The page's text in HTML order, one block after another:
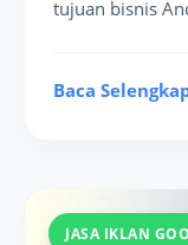
tujuan bisnis
Baca
JASA IKLAN